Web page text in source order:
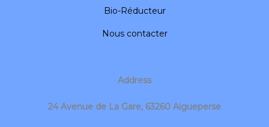
Bio-Réducteur
Nous contacter
Address
24 Avenue de La Gare, 63260 Aigueperse